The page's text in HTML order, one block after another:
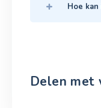
Hoe
Delen met